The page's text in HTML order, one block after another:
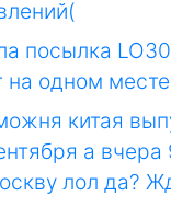
посылка
на одном месте
китая
а вчера
лол да?